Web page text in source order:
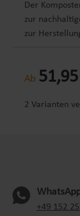
Der
zur
zur
zu einer
Vielseitigkeit
Ab
2 Varianten
+49 152